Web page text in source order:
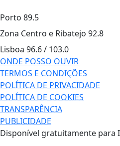
Porto 89.5
Zona Centro e Ribatejo 92.8
Lisboa 96.6 / 103.0
ONDE POSSO OUVIR
TERMOS E CONDIÇÕES
POLÍTICA DE PRIVACIDADE
POLÍTICA DE COOKIES
TRANSPARÊNCIA
PUBLICIDADE
Disponível gratuitamente para